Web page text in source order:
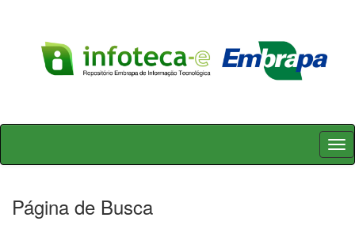
Skip
Página de Busca